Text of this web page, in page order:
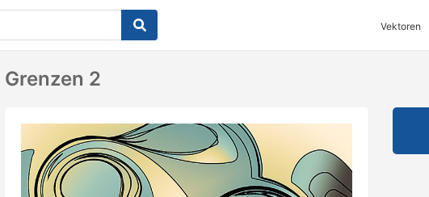
Vektoren
Grenzen 2